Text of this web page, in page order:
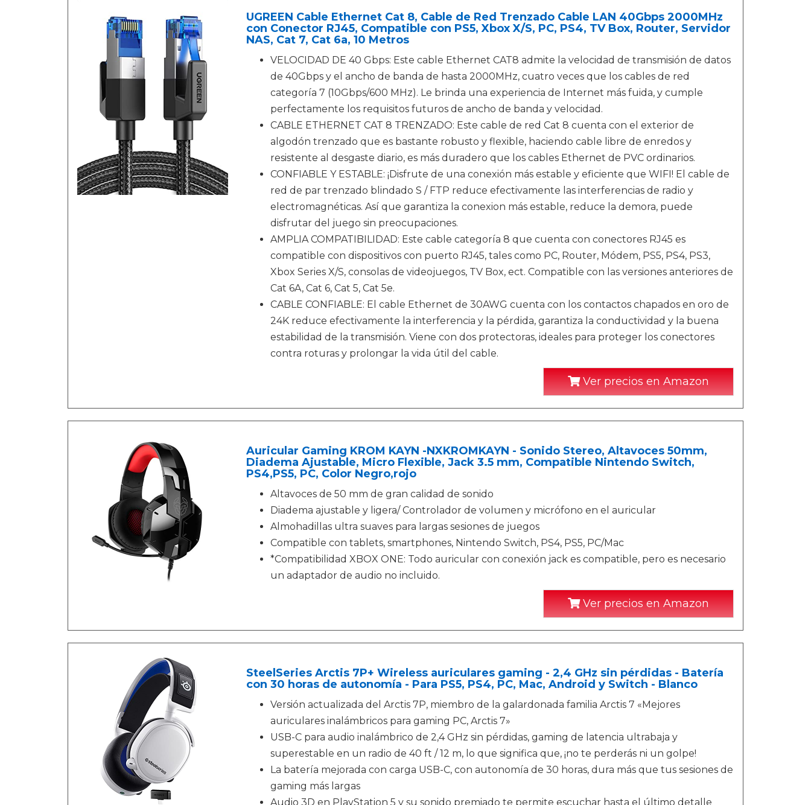
UGREEN Cable Ethernet Cat 8, Cable de Red Trenzado Cable LAN 40Gbps 2000MHz
con Conector RJ45, Compatible con PS5, Xbox X/S, PC, PS4, TV Box, Router, Servidor
NAS, Cat 7, Cat 6a, 10 Metros
VELOCIDAD DE 40 Gbps: Este cable Ethernet CAT8 admite la velocidad de transmisión de datos
de 40Gbps y el ancho de banda de hasta 2000MHz, cuatro veces que los cables de red
categoría 7 (10Gbps/600 MHz). Le brinda una experiencia de Internet más fuida, y cumple
perfectamente los requisitos futuros de ancho de banda y velocidad.
CABLE ETHERNET CAT 8 TRENZADO: Este cable de red Cat 8 cuenta con el exterior de
algodón trenzado que es bastante robusto y flexible, haciendo cable libre de enredos y
resistente al desgaste diario, es más duradero que los cables Ethernet de PVC ordinarios.
CONFIABLE Y ESTABLE: ¡Disfrute de una conexión más estable y eficiente que WIFI! El cable de
red de par trenzado blindado S / FTP reduce efectivamente las interferencias de radio y
electromagnéticas. Así que garantiza la conexion más estable, reduce la demora, puede
disfrutar del juego sin preocupaciones.
AMPLIA COMPATIBILIDAD: Este cable categoría 8 que cuenta con conectores RJ45 es
compatible con dispositivos con puerto RJ45, tales como PC, Router, Módem, PS5, PS4, PS3,
Xbox Series X/S, consolas de videojuegos, TV Box, ect. Compatible con las versiones anteriores de
Cat 6A, Cat 6, Cat 5, Cat 5e.
CABLE CONFIABLE: El cable Ethernet de 30AWG cuenta con los contactos chapados en oro de
24K reduce efectivamente la interferencia y la pérdida, garantiza la conductividad y la buena
estabilidad de la transmisión. Viene con dos protectoras, ideales para proteger los conectores
contra roturas y prolongar la vida útil del cable.
Ver precios en Amazon
Auricular Gaming KROM KAYN -NXKROMKAYN - Sonido Stereo, Altavoces 50mm,
Diadema Ajustable, Micro Flexible, Jack 3.5 mm, Compatible Nintendo Switch,
PS4,PS5, PC, Color Negro,rojo
Altavoces de 50 mm de gran calidad de sonido
Diadema ajustable y ligera/ Controlador de volumen y micrófono en el auricular
Almohadillas ultra suaves para largas sesiones de juegos
Compatible con tablets, smartphones, Nintendo Switch, PS4, PS5, PC/Mac
*Compatibilidad XBOX ONE: Todo auricular con conexión jack es compatible, pero es necesario
un adaptador de audio no incluido.
Ver precios en Amazon
SteelSeries Arctis 7P+ Wireless auriculares gaming - 2,4 GHz sin pérdidas - Batería
con 30 horas de autonomía - Para PS5, PS4, PC, Mac, Android y Switch - Blanco
Versión actualizada del Arctis 7P, miembro de la galardonada familia Arctis 7 «Mejores
auriculares inalámbricos para gaming PC, Arctis 7»
USB-C para audio inalámbrico de 2,4 GHz sin pérdidas, gaming de latencia ultrabaja y
superestable en un radio de 40 ft / 12 m, lo que significa que, ¡no te perderás ni un golpe!
La batería mejorada con carga USB-C, con autonomía de 30 horas, dura más que tus sesiones de
gaming más largas
Audio 3D en PlayStation 5 y su sonido premiado te permite escuchar hasta el último detalle